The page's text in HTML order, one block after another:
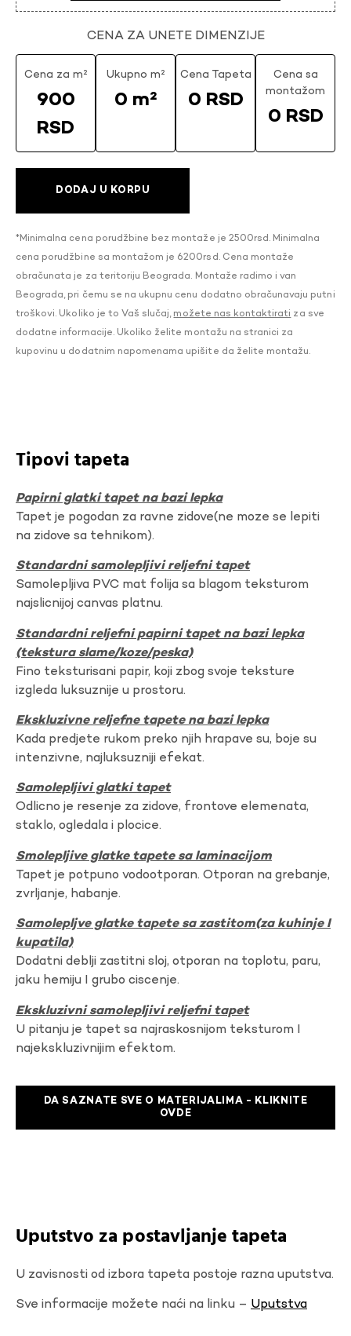
CENA ZA UNETE DIMENZIJE
Cena za m²
900
RSD
Ukupno m²
0 m²
Cena Tapeta
0 RSD
Cena sa
montažom
0 RSD
DODAJ U KORPU
*Minimalna cena porudžbine bez montaže je 2500rsd. Minimalna
cena porudžbine sa montažom je 6200rsd. Cena montaže
obračunata je za teritoriju Beograda. Montaže radimo i van
Beograda, pri čemu se na ukupnu cenu dodatno obračunavaju putni
troškovi. Ukoliko je to Vaš slučaj, možete nas kontaktirati za sve
dodatne informacije. Ukoliko želite montažu na stranici za
kupovinu u dodatnim napomenama upišite da želite montažu.
Tipovi tapeta
Papirni glatki tapet na bazi lepka
Tapet je pogodan za ravne zidove(ne moze se lepiti
na zidove sa tehnikom).
Standardni samolepljivi reljefni tapet
Samolepljiva PVC mat folija sa blagom teksturom
najslicnijoj canvas platnu.
Standardni reljefni papirni tapet na bazi lepka
(tekstura slame/koze/peska)
Fino teksturisani papir, koji zbog svoje teksture
izgleda luksuznije u prostoru.
Ekskluzivne reljefne tapete na bazi lepka
Kada predjete rukom preko njih hrapave su, boje su
intenzivne, najluksuzniji efekat.
Samolepljivi glatki tapet
Odlicno je resenje za zidove, frontove elemenata,
staklo, ogledala i plocice.
Smolepljive glatke tapete sa laminacijom
Tapet je potpuno vodootporan. Otporan na grebanje,
zvrljanje, habanje.
Samolepljve glatke tapete sa zastitom(za kuhinje I
kupatila)
Dodatni deblji zastitni sloj, otporan na toplotu, paru,
jaku hemiju I grubo ciscenje.
Ekskluzivni samolepljivi reljefni tapet
U pitanju je tapet sa najraskosnijom teksturom I
najekskluzivnijim efektom.
DA SAZNATE SVE O MATERIJALIMA - KLIKNITE
OVDE
Uputstvo za postavljanje tapeta
U zavisnosti od izbora tapeta postoje razna uputstva.
Sve informacije možete naći na linku – Uputstva